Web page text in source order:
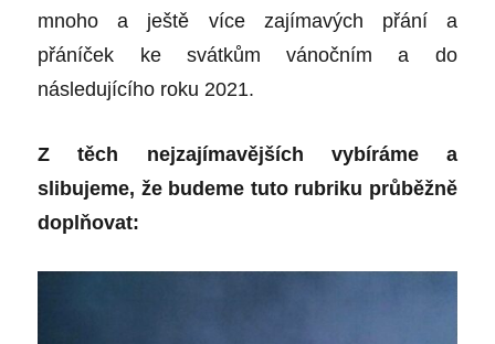
mnoho a ještě více zajímavých přání a
přáníček ke svátkům vánočním a do
následujícího roku 2021.
Z těch nejzajímavějších vybíráme a
slibujeme, že budeme tuto rubriku průběžně
doplňovat: